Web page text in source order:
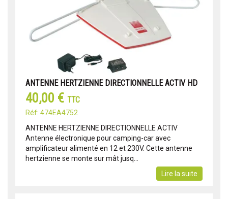
ANTENNE HERTZIENNE DIRECTIONNELLE ACTIV HD
40,00 € TTC
Réf: 474EA4752
ANTENNE HERTZIENNE DIRECTIONNELLE ACTIV
Antenne électronique pour camping-car avec
amplificateur alimenté en 12 et 230V. Cette antenne
hertzienne se monte sur mât jusq...
Lire la suite